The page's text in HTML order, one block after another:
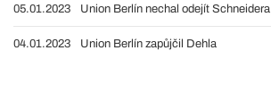
05.01.2023 Union Berlín nechal odejít Schneidera
04.01.2023 Union Berlín zapůjčil Dehla